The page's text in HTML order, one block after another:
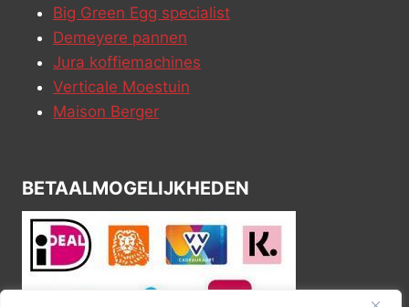
Big Green Egg specialist
Demeyere pannen
Jura koffiemachines
Verticale Moestuin
Maison Berger
BETAALMOGELIJKHEDEN